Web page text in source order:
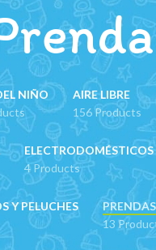
NIÑO
AIRE LIBRE
156 Products
ELECTRODOMÉSTICOS
4 Products
Y PELUCHES
13